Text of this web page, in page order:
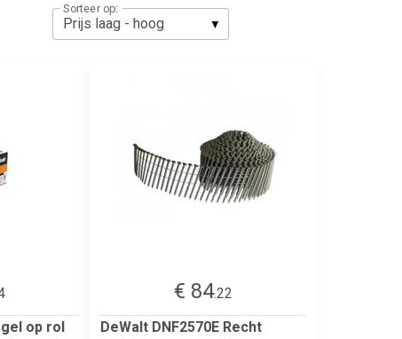
Sorteer op:
op rol
€ 84.22
DeWalt DNF2570E Recht